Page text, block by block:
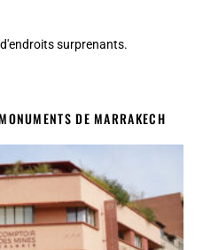
surprenants.
DE MARRAKECH